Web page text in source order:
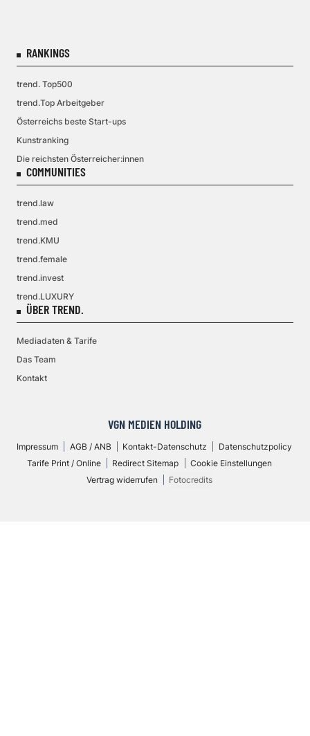
RANKINGS
trend. Top500
trend.Top Arbeitgeber
Österreichs beste Start-ups
Kunstranking
Die reichsten Österreicher:innen
COMMUNITIES
trend.law
trend.med
trend.KMU
trend.female
trend.invest
trend.LUXURY
ÜBER TREND.
Mediadaten & Tarife
Das Team
Kontakt
VGN MEDIEN HOLDING
Impressum AGB / ANB Kontakt-Datenschutz
Datenschutzpolicy
Tarife Print / Online
Redirect Sitemap
Cookie Einstellungen
Vertrag widerrufen
Fotocredits